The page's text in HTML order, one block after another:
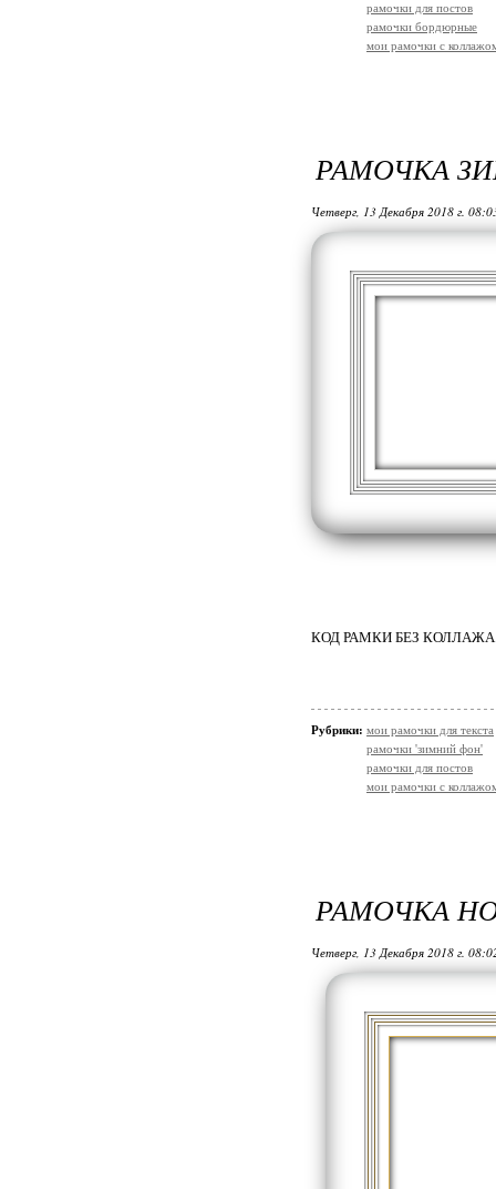
рамочки для постов
рамочки бордюрные
мои рамочки с
РАМОЧКА
Четверг, 13 Декабря 2018 г.
КОД РАМКИ БЕЗ КОЛЛАЖА
Рубрики: мои рамочки для текста
рамочки 'зимний фон'
рамочки для постов
мои рамочки с
РАМОЧКА
Четверг, 13 Декабря 2018 г.